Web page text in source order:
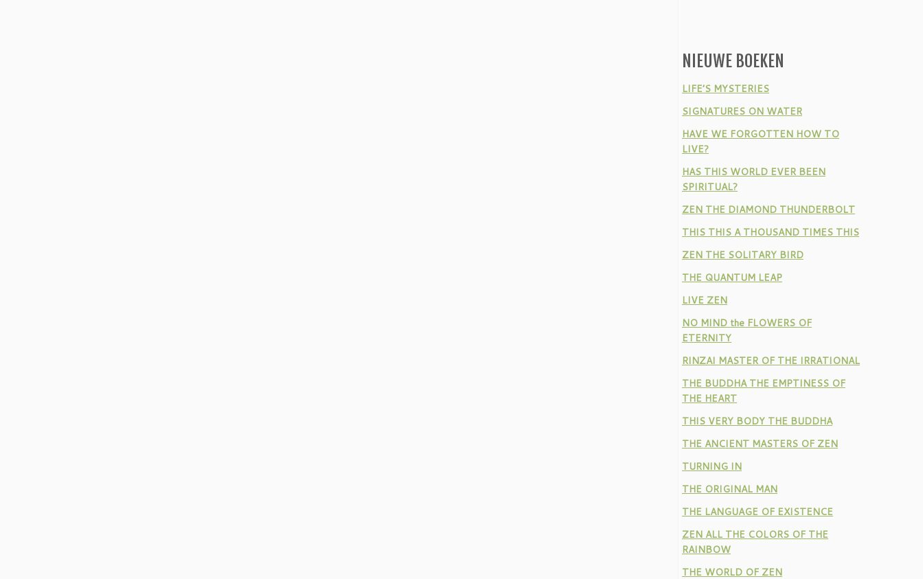
NIEUWE BOEKEN
LIFE’S MYSTERIES
SIGNATURES ON WATER
HAVE WE FORGOTTEN HOW TO
LIVE?
HAS THIS WORLD EVER BEEN
SPIRITUAL?
ZEN THE DIAMOND THUNDERBOLT
THIS THIS A THOUSAND TIMES THIS
ZEN THE SOLITARY BIRD
THE QUANTUM LEAP
LIVE ZEN
NO MIND the FLOWERS OF
ETERNITY
RINZAI MASTER OF THE IRRATIONAL
THE BUDDHA THE EMPTINESS OF
THE HEART
THIS VERY BODY THE BUDDHA
THE ANCIENT MASTERS OF ZEN
TURNING IN
THE ORIGINAL MAN
THE LANGUAGE OF EXISTENCE
ZEN ALL THE COLORS OF THE
RAINBOW
THE WORLD OF ZEN